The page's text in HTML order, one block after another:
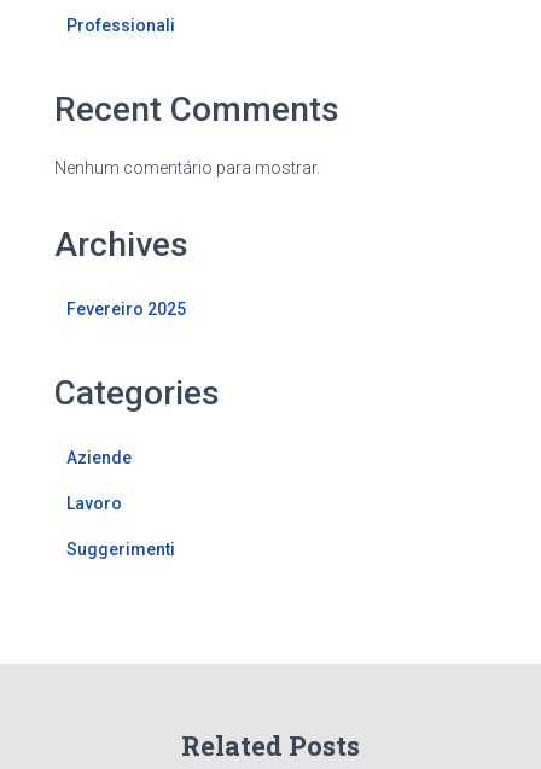
Professionali
Recent Comments
Nenhum comentário para mostrar.
Archives
Fevereiro 2025
Categories
Aziende
Lavoro
Suggerimenti
Related Posts